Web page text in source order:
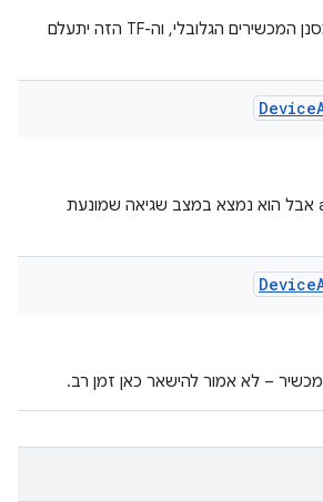
המכשיר לא תואם למסנן המכשירים הגלובלי, וה-TF הזה יתעלם
Device
המכשיר גלוי דרך adb אבל הוא נמצא במצב שגיאה שמונעת
Device
– לא אמור להישאר כאן זמן רב.